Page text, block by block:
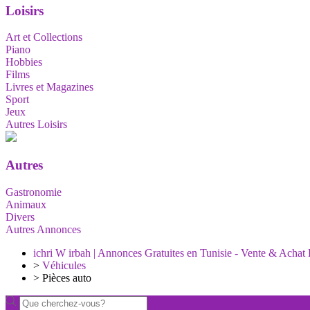
Loisirs
Art et Collections
Piano
Hobbies
Films
Livres et Magazines
Sport
Jeux
Autres Loisirs
Autres
Gastronomie
Animaux
Divers
Autres Annonces
ichri W irbah | Annonces Gratuites en Tunisie - Vente & Achat
> Véhicules
> Pièces auto